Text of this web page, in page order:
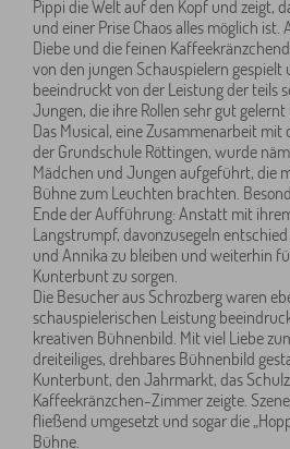
Pippi die Welt auf den Kopf und zeigt,
und einer Prise Chaos alles möglich ist.
Diebe und die feinen
von den jungen Schauspielern gespielt
beeindruckt von der Leistung der teils
Jungen, die ihre Rollen sehr gut gelernt
Das Musical, eine Zusammenarbeit
der Grundschule Röttingen, wurde
Mädchen und Jungen aufgeführt, die
Bühne zum Leuchten brachten.
Ende der Aufführung: Anstatt mit
Langstrumpf, davonzusegeln
und Annika zu bleiben und weiterhin
Kunterbunt zu sorgen.
Die Besucher aus Schrozberg waren
schauspielerischen Leistung
kreativen Bühnenbild. Mit viel Liebe
dreiteiliges, drehbares Bühnenbild
Kunterbunt, den Jahrmarkt, das
Kaffeekränzchen-Zimmer zeigte.
fließend umgesetzt und sogar die
Bühne.